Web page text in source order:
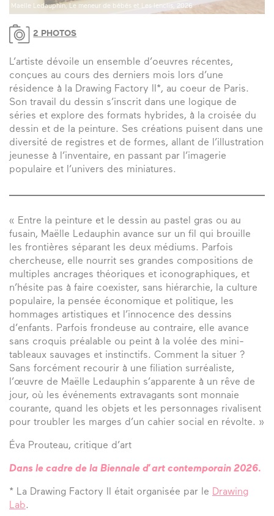
Maëlle Ledauphin, Horloge, 2026
2 PHOTOS
L’artiste dévoile un ensemble d’oeuvres récentes,
conçues au cours des derniers mois lors d’une
résidence à la Drawing Factory II*, au coeur de Paris.
Son travail du dessin s’inscrit dans une logique de
séries et explore des formats hybrides, à la croisée du
dessin et de la peinture. Ses créations puisent dans une
diversité de registres et de formes, allant de l’illustration
jeunesse à l’inventaire, en passant par l’imagerie
populaire et l’univers des miniatures.
« Entre la peinture et le dessin au pastel gras ou au
fusain, Maëlle Ledauphin avance sur un fil qui brouille
les frontières séparant les deux médiums. Parfois
chercheuse, elle nourrit ses grandes compositions de
multiples ancrages théoriques et iconographiques, et
n’hésite pas à faire coexister, sans hiérarchie, la culture
populaire, la pensée économique et politique, les
hommages artistiques et l’innocence des dessins
d’enfants. Parfois frondeuse au contraire, elle avance
sans croquis préalable ou peint à la volée des mini-
tableaux sauvages et instinctifs. Comment la situer ?
Sans forcément recourir à une filiation surréaliste,
l’œuvre de Maëlle Ledauphin s’apparente à un rêve de
jour, où les événements extravagants sont monnaie
courante, quand les objets et les personnages rivalisent
pour troubler les marges d’un cahier social en révolte. »
Éva Prouteau, critique d’art
Dans le cadre de la Biennale d’art contemporain 2026.
* La Drawing Factory II était organisée par le Drawing
Lab.